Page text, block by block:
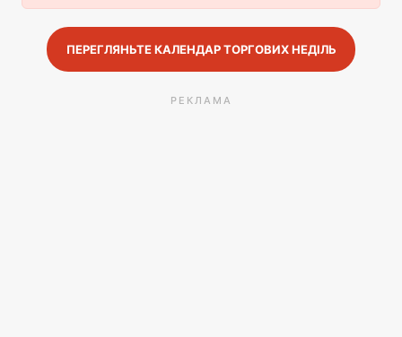
ПЕРЕГЛЯНЬТЕ КАЛЕНДАР ТОРГОВИХ НЕДІЛЬ
РЕКЛАМА